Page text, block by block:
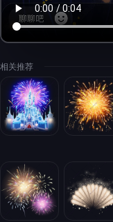
相关推荐